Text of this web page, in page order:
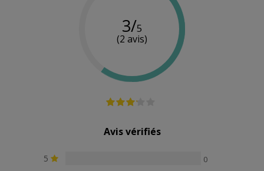
3/5
(2 avis)
Avis vérifiés
5 0